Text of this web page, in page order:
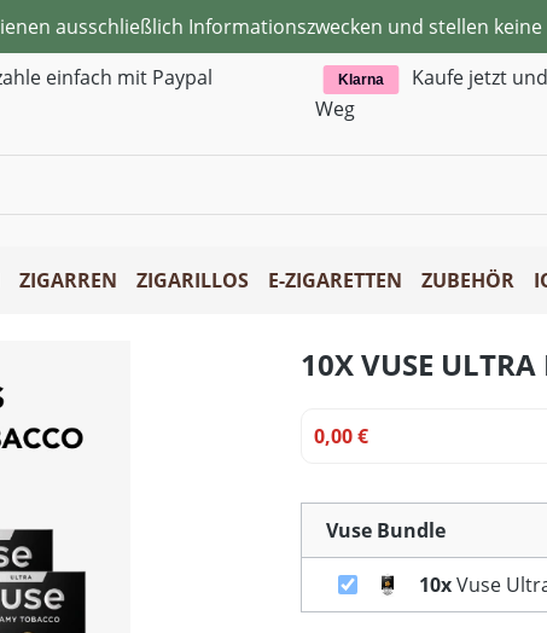
ausschließlich Informationszwecken und stellen
einfach mit Paypal Klarna
Kaufe jetzt
Weg
ZIGARREN ZIGARILLOS E-ZIGARETTEN ZUBEHÖR
10X VUSE
0,00 €
Vuse Bundle
10xVuse